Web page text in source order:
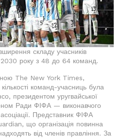
складу учасників
2030 року з 48 до 64 команд.
The New York Times,
команд-учасниць була
президентом уругвайської
Ради ФІФА — виконавчого
Представник ФІФА
що організація повинна
від членів правління. За